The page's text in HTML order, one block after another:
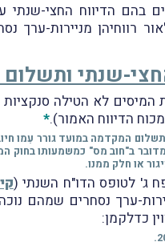
בהם הדיווח החצי-
רווחיהן מניירות-
שנתי
המיסים לא הטילה
הדיווח האמור).*
או חלק ממנו.
ג' לטופס הדו"ח השנתי (
כדלקמן: